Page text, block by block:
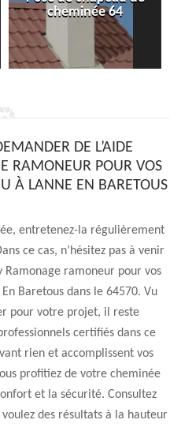
cheminée 64
DE L’AIDE
RAMONEUR POUR VOS
À LANNE EN BARETOUS
entretenez-la régulièrement
ce cas, n’hésitez pas à venir
Ramonage ramoneur pour vos
Baretous dans le 64570. Vu
pour votre projet, il reste
certifiés dans ce
rien et accomplissent vos
profitiez de votre cheminée
et la sécurité. Consultez
des résultats à la hauteur